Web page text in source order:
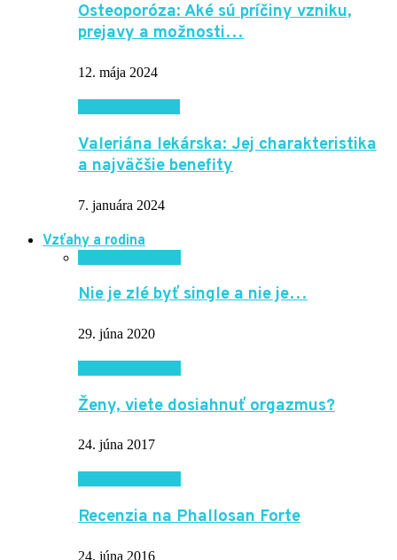
Osteoporóza: Aké sú príčiny vzniku,
prejavy a možnosti…
12. mája 2024
Valeriána lekárska: Jej charakteristika
a najväčšie benefity
7. januára 2024
Vzťahy a rodina
Nie je zlé byť single a nie je…
29. júna 2020
Ženy, viete dosiahnuť orgazmus?
24. júna 2017
Recenzia na Phallosan Forte
24. júna 2016